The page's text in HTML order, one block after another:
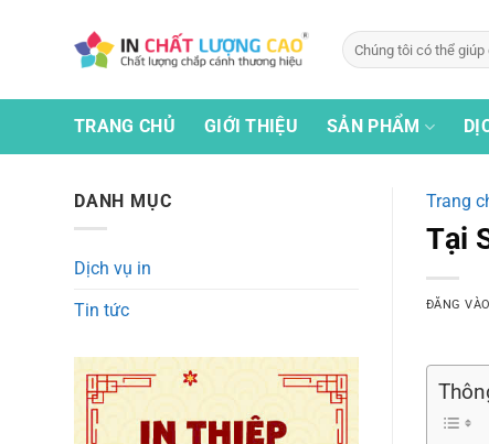
dung
Tìm
kiếm:
TRANG CHỦ GIỚI THIỆU SẢN PHẨM
DANH MỤC
Dịch vụ in
Tin tức
Trang
Tại
ĐĂNG VÀO